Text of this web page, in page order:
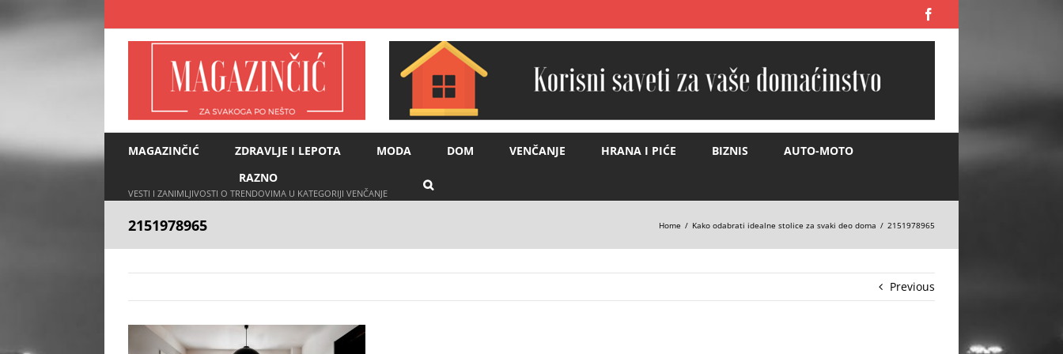
to
content
MAGAZINČIĆ ZDRAVLJE I LEPOTA MODA DOM VENČANJE HRANA I PIĆE BIZNIS
AUTO-MOTO
RAZNO
VESTI I ZANIMLJIVOSTI O TRENDOVIMA U KATEGORIJI VENČANJE
2151978965 Home Kako odabrati idealne stolice za svaki deo doma 2151978965
Previous